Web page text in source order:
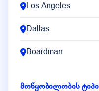
Los Angeles
Dallas
Boardman
მოწყობილობის ტიპი